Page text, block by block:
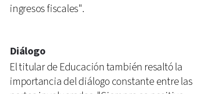
ingresos fiscales".
Diálogo
El titular de Educación también resaltó la
importancia del diálogo constante entre las